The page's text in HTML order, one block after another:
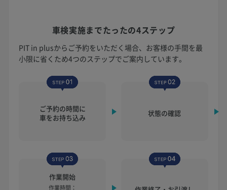
車検実施までたったの4ステップ
PIT in plusからご予約をいただく場合、お客様の手間を最
小限に省くため4つのステップでご案内しています。
ご予約の時間に
車をお持ち込み
状態の確認
作業開始
作業時間：